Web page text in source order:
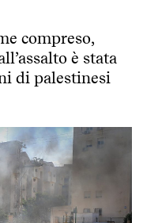
compreso,
è stata
di palestinesi